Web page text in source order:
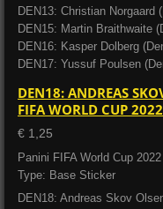
DEN13: Christian Norgaard
DEN15: Martin Braithwaite
DEN16: Kasper Dolberg
DEN17: Yussuf Poulsen
DEN18: ANDREAS
FIFA WORLD CUP
€ 1,25
Panini FIFA World Cup
Type: Base Sticker
DEN18: Andreas Skov